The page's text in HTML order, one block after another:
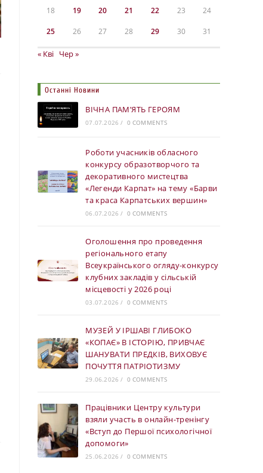
18 19 20 21 22 23 24
25 26 27 28 29 30 31
« Кві Чер »
Останні Новини
ВІЧНА ПАМ’ЯТЬ ГЕРОЯМ
07.07.2026 / 0 COMMENTS
Роботи учасників обласного
конкурсу образотворчого та
декоративного мистецтва
«Легенди Карпат» на тему «Барви
та краса Карпатських вершин»
06.07.2026 / 0 COMMENTS
Оголошення про проведення
регіонального етапу
Всеукраїнського огляду-конкурсу
клубних закладів у сільській
місцевості у 2026 році
03.07.2026 / 0 COMMENTS
МУЗЕЙ У ІРШАВІ ГЛИБОКО
«КОПАЄ» В ІСТОРІЮ, ПРИВЧАЄ
ШАНУВАТИ ПРЕДКІВ, ВИХОВУЄ
ПОЧУТТЯ ПАТРІОТИЗМУ
29.06.2026 / 0 COMMENTS
Працівники Центру культури
взяли участь в онлайн-тренінгу
«Вступ до Першої психологічної
допомоги»
25.06.2026 / 0 COMMENTS